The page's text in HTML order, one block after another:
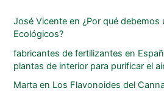
José Vicente en ¿Por qué debemos
Ecológicos?
fabricantes de fertilizantes en
plantas de interior para purificar el
Marta en Los Flavonoides del